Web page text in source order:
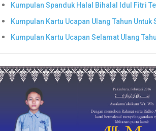
Kumpulan Spanduk Halal Bihalal Idul Fitri
Kumpulan Kartu Ucapan Ulang Tahun Untuk
Kumpulan Kartu Ucapan Selamat Ulang